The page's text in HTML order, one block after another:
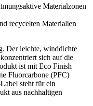
Materialzonen
recycelten Materialien
Der leichte, winddichte
sich auf die
ist mit Eco Finish
Fluorcarbone (PFC)
steht für ein
aus nachhaltigen